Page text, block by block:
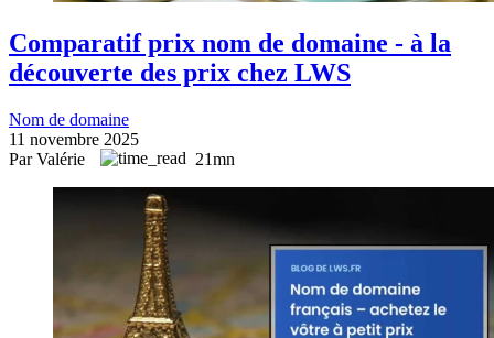
Comparatif prix nom de domaine - à la
découverte des prix chez LWS
Nom de domaine
11 novembre 2025
Par Valérie
21mn